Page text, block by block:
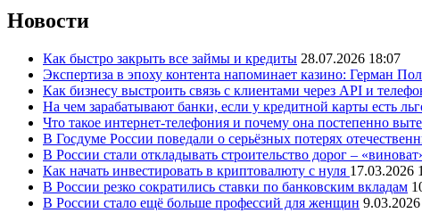
Новости
Как быстро закрыть все займы и кредиты 28.07.2026 18:07
Экспертиза в эпоху контента напоминает казино: Герман
Как бизнесу выстроить связь с клиентами через API и
На чем зарабатывают банки, если у кредитной карты есть
Что такое интернет-телефония и почему она постепенно
В Госдуме России поведали о серьёзных потерях
В России стали откладывать строительство дорог –
Как начать инвестировать в криптовалюту с нуля 17.03.2026
В России резко сократились ставки по банковским вкладам
В России стало ещё больше профессий для женщин